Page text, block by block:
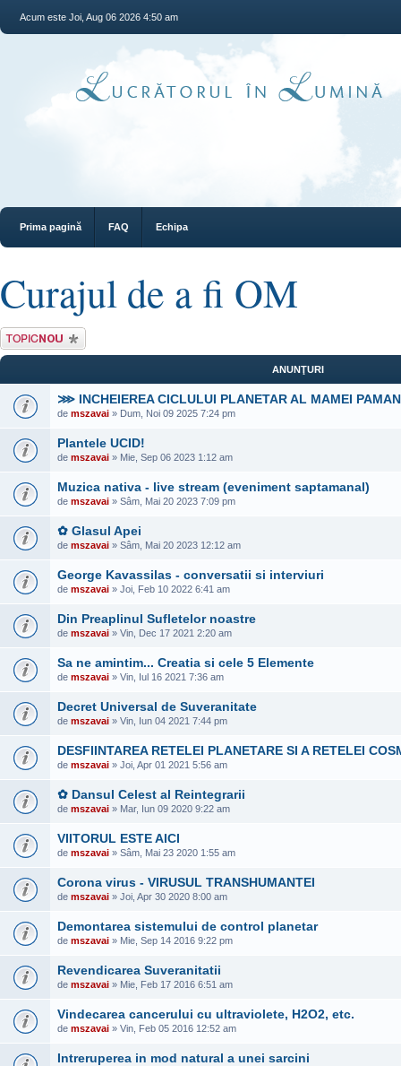
Acum este Joi, Aug 06 2026 4:50 am
Prima pagină FAQ Echipa
Curajul de a fi OM
Scrie un subiect
nou
ANUNŢURI
⋙ INCHEIEREA CICLULUI PLANETAR AL MAMEI
de mszavai » Dum, Noi 09 2025 7:24 pm
Plantele UCID!
de mszavai » Mie, Sep 06 2023 1:12 am
Muzica nativa - live stream (eveniment saptamanal)
de mszavai » Sâm, Mai 20 2023 7:09 pm
✿ Glasul Apei
de mszavai » Sâm, Mai 20 2023 12:12 am
George Kavassilas - conversatii si interviuri
de mszavai » Joi, Feb 10 2022 6:41 am
Din Preaplinul Sufletelor noastre
de mszavai » Vin, Dec 17 2021 2:20 am
Sa ne amintim... Creatia si cele 5 Elemente
de mszavai » Vin, Iul 16 2021 7:36 am
Decret Universal de Suveranitate
de mszavai » Vin, Iun 04 2021 7:44 pm
DESFIINTAREA RETELEI PLANETARE SI A RETELEI
de mszavai » Joi, Apr 01 2021 5:56 am
✿ Dansul Celest al Reintegrarii
de mszavai » Mar, Iun 09 2020 9:22 am
VIITORUL ESTE AICI
de mszavai » Sâm, Mai 23 2020 1:55 am
Corona virus - VIRUSUL TRANSHUMANTEI
de mszavai » Joi, Apr 30 2020 8:00 am
Demontarea sistemului de control planetar
de mszavai » Mie, Sep 14 2016 9:22 pm
Revendicarea Suveranitatii
de mszavai » Mie, Feb 17 2016 6:51 am
Vindecarea cancerului cu ultraviolete, H2O2, etc.
de mszavai » Vin, Feb 05 2016 12:52 am
Intreruperea in mod natural a unei sarcini